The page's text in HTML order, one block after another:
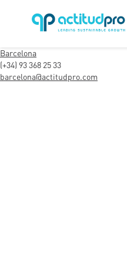
Barcelona
(+34) 93 368 25 33
barcelona@actitudpro.com